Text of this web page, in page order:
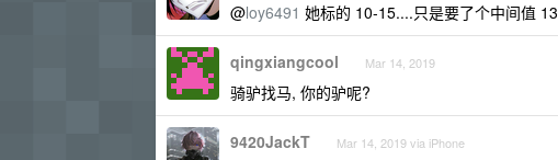
@loy6491 她标的 10-15....只是要了个中间值 13
qingxiangcool Mar 14, 2019
骑驴找马, 你的驴呢?
9420JackT Mar 14, 2019 via iPhone